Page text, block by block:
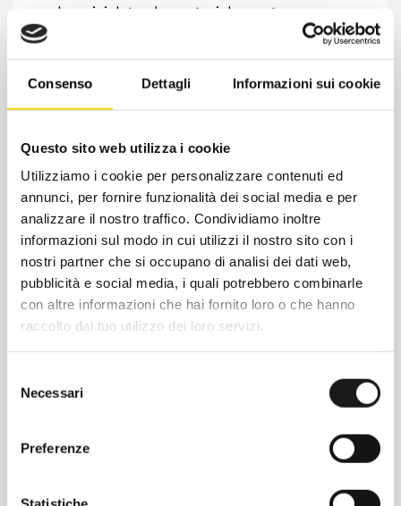
Consenso Dettagli Informazioni sui cookie
Questo sito web utilizza i cookie
Utilizziamo i cookie per personalizzare contenuti ed
annunci, per fornire funzionalità dei social media e per
analizzare il nostro traffico. Condividiamo inoltre
informazioni sul modo in cui utilizzi il nostro sito con i
nostri partner che si occupano di analisi dei dati web,
pubblicità e social media, i quali potrebbero combinarle
con altre informazioni che hai fornito loro o che hanno
raccolto dal tuo utilizzo dei loro servizi.
delNecessari
Preferenze
nylon riciclato da materiale post-consumo,
ottenuto a partire da reti da pesca
dismesse, per contribuire a ridurre
l’inquinamento marino da plastica, e 4%
elastan; tessuto ad armatura semplice e
idrorepellente a lunga durata) senza PFAS
aggiunti intenzionalmente, che respinge
l’umidità leggera Classica vestibilità
regolare Vestibilità regolare che consente di
muoversi nel massimo comfort in qualsiasi
attività Vita a taglio curvo La vita con
design a taglio curvo segue la linea
naturale dei fianchi e offre una vestibilità
patta con zip e cordoncino interno Dettagli
tasche posteriori (quella di destra è chiusa
da zip) e una tasca con zip sulla coscia
pesca/moschettone Asola rinforzata porta-